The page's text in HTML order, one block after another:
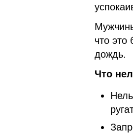
что
дождь.
Что